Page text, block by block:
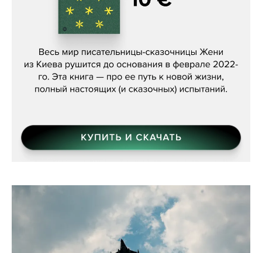
Женя Бережная, «(Не) о войне»